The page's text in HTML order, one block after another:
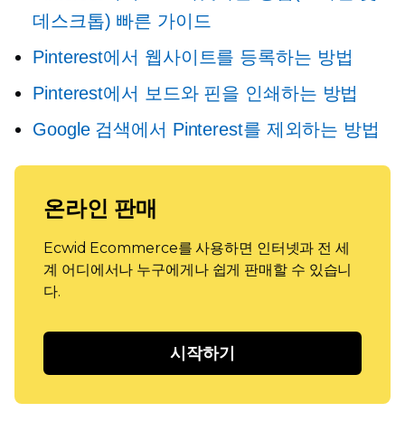
데스크톱) 빠른 가이드
Pinterest에서 웹사이트를 등록하는 방법
Pinterest에서 보드와 핀을 인쇄하는 방법
Google 검색에서 Pinterest를 제외하는 방법
온라인 판매
Ecwid Ecommerce를 사용하면 인터넷과 전 세
계 어디에서나 누구에게나 쉽게 판매할 수 있습니
다.
시작하기